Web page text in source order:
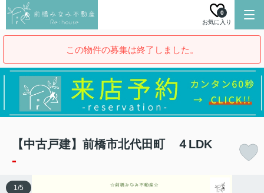
お気に入り
0
この物件の募集は終了しました。
【中古戸建】前橋市北代田町 ４LDK
-
1/5